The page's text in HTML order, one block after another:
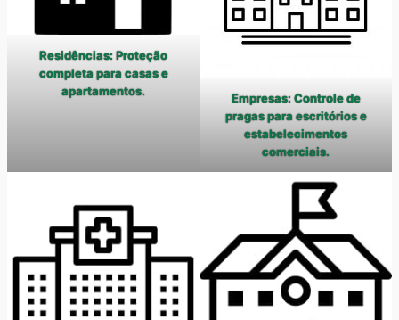
Residências: Proteção
completa para casas e
apartamentos.
Empresas: Controle de
pragas para escritórios e
estabelecimentos
comerciais.